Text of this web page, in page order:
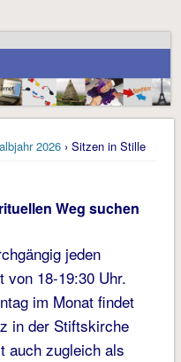
2026› Sitzen in Stille
Weg suchen
jeden
von 18-19:30 Uhr.
im Monat findet
in der Stiftskirche
auch zugleich als